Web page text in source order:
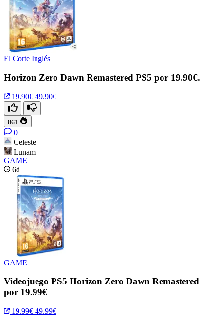
El Corte Inglés
Horizon Zero Dawn Remastered PS5 por 19.90€.
19.90€ 49.90€
861
0
Celeste
Lunam
GAME
6d
GAME
Videojuego PS5 Horizon Zero Dawn Remastered
por 19.99€
19.99€ 49.99€